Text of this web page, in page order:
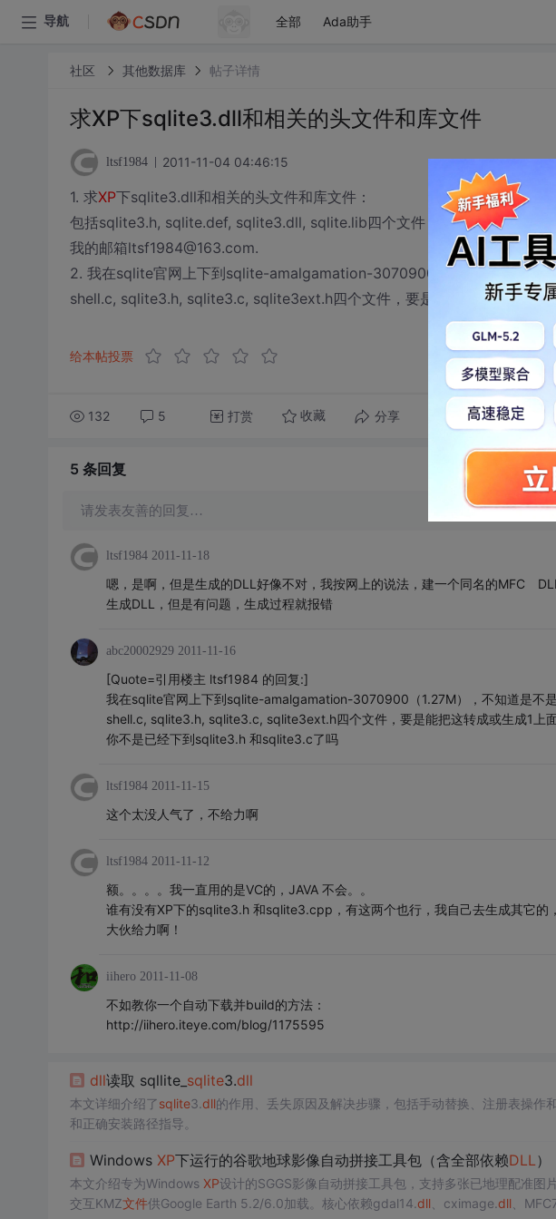
导航 全部 Ada助手
社区 其他数据库 帖子详情
求XP下sqlite3.dll和相关的头文件和库文件
ltsf1984 2011-11-04 04:46:15
1. 求XP下sqlite3.dll和相关的头文件和库文件：
包括sqlite3.h, sqlite.def, sqlite3.dll, sqlite.lib四个文件，请有相关资料的朋
我的邮箱ltsf1984@163.com.
2. 我在sqlite官网上下到sqlite-amalgamation-3070900（1.27M），不知道
shell.c, sqlite3.h, sqlite3.c, sqlite3ext.h四个文件，要是能把这转成或生成1
给本帖投票
132 5 打赏 收藏 分享 转发到动态
5 条回复
请发表友善的回复…
ltsf1984 2011-11-18
嗯，是啊，但是生成的DLL好像不对，我按网上的说法，建一个同名的MFC
生成DLL，但是有问题，生成过程就报错
abc20002929 2011-11-16
[Quote=引用楼主 ltsf1984 的回复:]
我在sqlite官网上下到sqlite-amalgamation-3070900（1.27M），不知道是不
shell.c, sqlite3.h, sqlite3.c, sqlite3ext.h四个文件，要是能把这转成或生成1上
你不是已经下到sqlite3.h 和sqlite3.c了吗
ltsf1984 2011-11-15
这个太没人气了，不给力啊
ltsf1984 2011-11-12
额。。。。我一直用的是VC的，JAVA 不会。。
谁有没有XP下的sqlite3.h 和sqlite3.cpp，有这两个也行，我自己去生成其它的
大伙给力啊！
iihero 2011-11-08
不如教你一个自动下载并build的方法：
http://iihero.iteye.com/blog/1175595
dll读取 sqllite_ sqlite3.dll
本文详细介绍了sqlite3. dll的作用、丢失原因及解决步骤，包括手动替换、注册表操作
和正确安装路径指导。
Windows XP下运行的谷歌地球影像自动拼接工具包（含全部依赖DLL）
本文介绍专为Windows XP设计的SGGS影像自动拼接工具包，支持多张已地理配准图
交互KMZ文件供Google Earth 5.2/6.0加载。核心依赖gdal14. dll、cximage. dll、